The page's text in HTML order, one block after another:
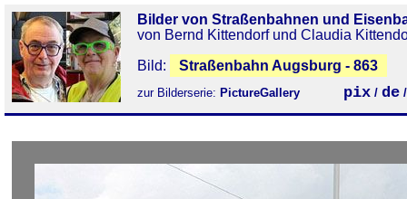
Bilder von Straßenbahnen und
von Bernd Kittendorf und Claudia
Bild:
Straßenbahn Augsburg - 863
zur Bilderserie: PictureGallery pix / de